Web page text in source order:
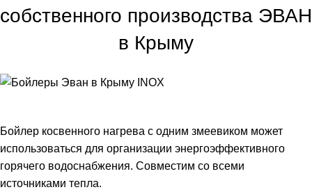
собственного производства ЭВАН
в Крыму
Бойлер косвенного нагрева с одним змеевиком может
использоваться для организации энергоэффективного
горячего водоснабжения. Совместим со всеми
источниками тепла.